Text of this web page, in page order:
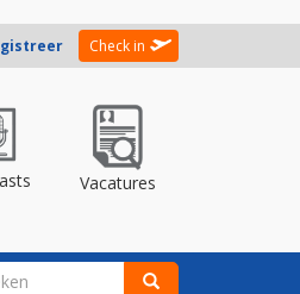
Check in
Vacatures